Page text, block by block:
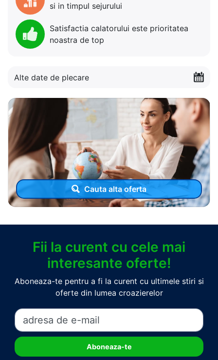
si in timpul sejurului
Satisfactia calatorului este prioritatea
noastra de top
Alte date de plecare
Cauta alta oferta
Fii la curent cu cele mai
interesante oferte!
Aboneaza-te pentru a fi la curent cu ultimele stiri si
oferte din lumea croazierelor